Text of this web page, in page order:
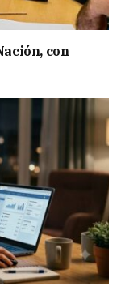
con